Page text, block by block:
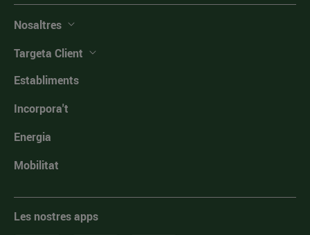
Nosaltres
Targeta Client
Establiments
Incorpora't
Energia
Mobilitat
Les nostres apps